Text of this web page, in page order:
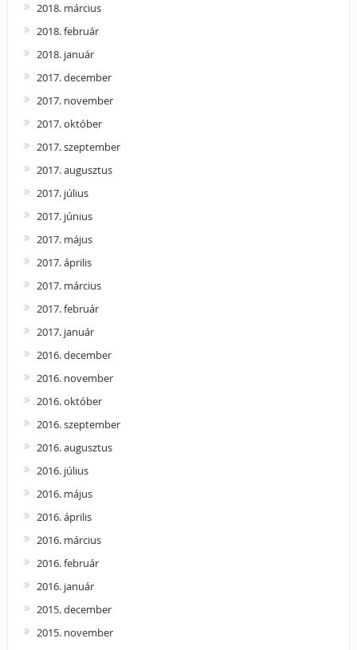
2018. március
2018. február
2018. január
2017. december
2017. november
2017. október
2017. szeptember
2017. augusztus
2017. július
2017. június
2017. május
2017. április
2017. március
2017. február
2017. január
2016. december
2016. november
2016. október
2016. szeptember
2016. augusztus
2016. július
2016. május
2016. április
2016. március
2016. február
2016. január
2015. december
2015. november